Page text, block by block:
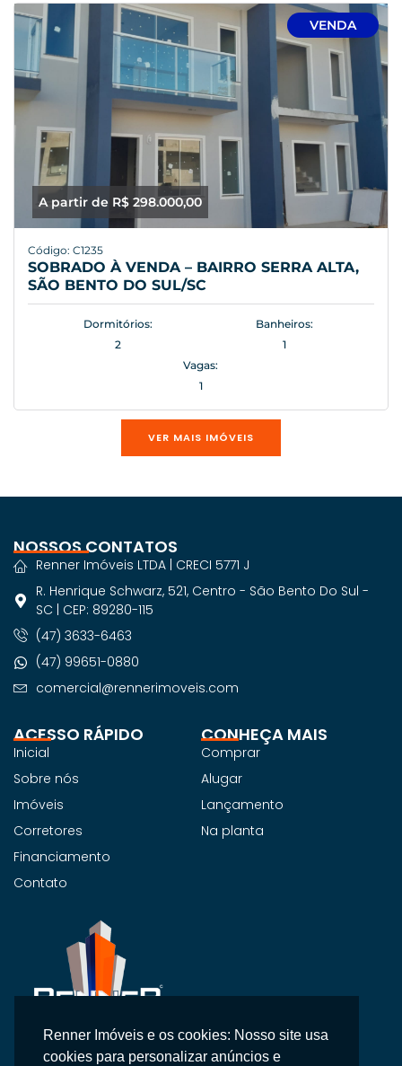
A partir de R$ 298.000,00
VENDA
Código: C1235
SOBRADO À VENDA – BAIRRO SERRA ALTA,
SÃO BENTO DO SUL/SC
Dormitórios:
2
Banheiros:
1
Vagas:
1
VER MAIS IMÓVEIS
Na Renner Imobiliária, não vendemos apenas imóveis,
entregamos segurança, confiança e um atendimento
ACESSO RÁPIDO
Inicial
Sobre nós
Imóveis
Corretores
Financiamento
Contato
CONHEÇA MAIS
Comprar
Alugar
Lançamento
Na planta
NOSSOS CONTATOS
Renner Imóveis LTDA | CRECI 5771 J
R. Henrique Schwarz, 521, Centro - São Bento Do Sul -
SC | CEP: 89280-115
(47) 3633-6463
(47) 99651-0880
comercial@rennerimoveis.com
Renner Imóveis e os cookies: Nosso site usa
cookies para personalizar anúncios e